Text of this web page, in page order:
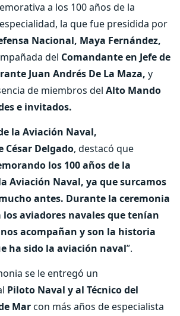
a los 100 años de la
la que fue presidida por
Nacional, Maya Fernández,
del Comandante en Jefe de
Juan Andrés De La Maza, y
de miembros del Alto Mando
e invitados.
la Aviación Naval,
Delgado, destacó que
los 100 años de la
Aviación Naval, ya que surcamos
antes. Durante la ceremonia
los aviadores navales que tenían
acompañan y son la historia
ha sido la aviación naval”.
se le entregó un
Piloto Naval y al Técnico del
Marcon más años de especialista